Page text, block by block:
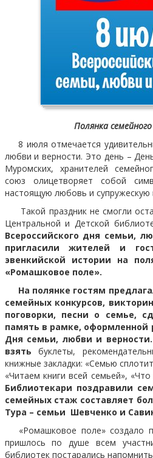
Полянка
8 июля отмечается
любви и верности. Это день –
Муромских, хранителей
союз олицетворяет собой
настоящую любовь и супружескую
Такой праздник не смогли
Центральной и Детской
Всероссийского дня семьи,
пригласили жителей и
эвенкийской истории на
«Ромашковое поле».
На полянке гостям
семейных конкурсов,
поговорки, песни о семье,
память в рамке,
Дня семьи, любви и
взятьбуклеты,
книжные закладки: «Семью
«Читаем книги всей семьей»,
Библиотекари поздравили
семейных стаж составляет
Тура – семьи Шевченко и
«Ромашковое поле» создало
пришлось по душе всем
библиотек постарались